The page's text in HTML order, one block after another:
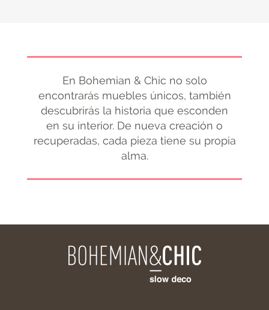
En Bohemian & Chic no solo
encontrarás muebles únicos, también
descubrirás la historia que esconden
en su interior. De nueva creación o
recuperadas, cada pieza tiene su propia
alma.